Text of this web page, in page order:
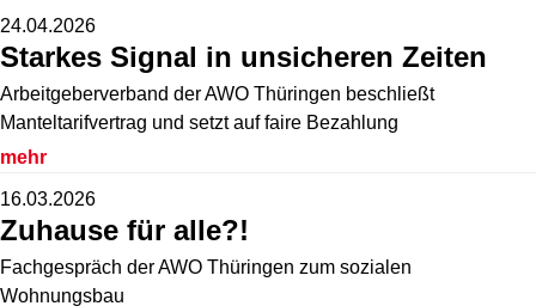
24.04.2026
Starkes Signal in unsicheren Zeiten
Arbeitgeberverband der AWO Thüringen beschließt
Manteltarifvertrag und setzt auf faire Bezahlung
mehr
16.03.2026
Zuhause für alle?!
Fachgespräch der AWO Thüringen zum sozialen
Wohnungsbau